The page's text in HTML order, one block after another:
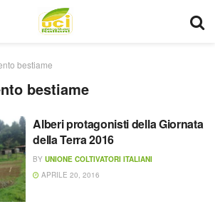
bestiame
bestiame
Alberi protagonisti della Giornata
della Terra 2016
BY UNIONE COLTIVATORI ITALIANI
APRILE 20, 2016